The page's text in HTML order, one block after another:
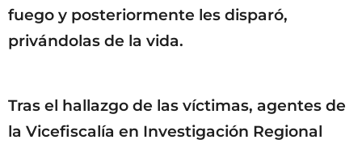
fuego y posteriormente les disparó,
privándolas de la vida.
Tras el hallazgo de las víctimas, agentes de
la Vicefiscalía en Investigación Regional